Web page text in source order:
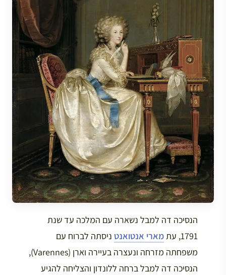
הנסיכה דה למבל נשארה עם המלכה עד שנת
1791, עת
מארי אנטואנט ניסתה לברוח עם
משפחתה מזרחה ונעצרה בעיירה וארן (Varennes),
הנסיכה דה למבל ברחה ללונדון והצליחה להגיע